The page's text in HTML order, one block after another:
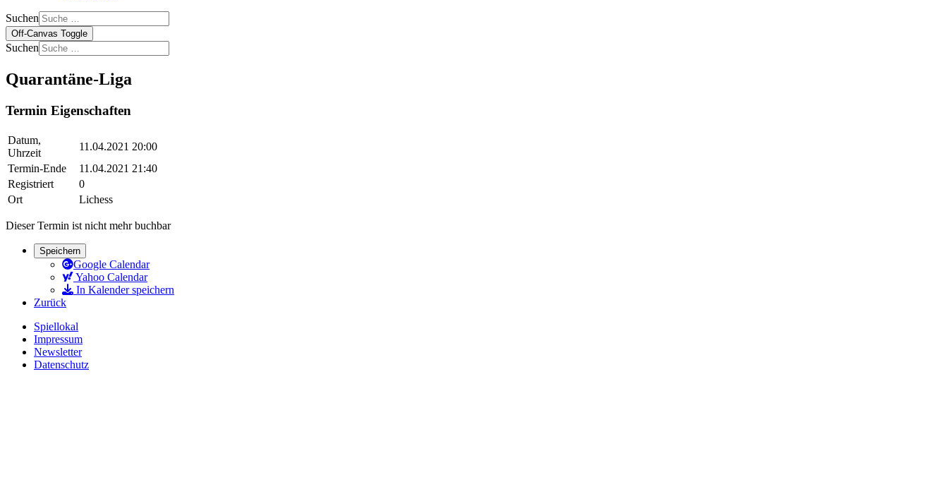
Suchen
Off-Canvas Toggle
Suchen
Quarantäne-Liga
Termin Eigenschaften
Datum,
Uhrzeit
11.04.2021 20:00
Termin-Ende
11.04.2021 21:40
Registriert
0
Ort
Lichess
Dieser Termin ist nicht mehr buchbar
Speichern
Google Calendar
Yahoo Calendar
In Kalender speichern
Zurück
Spiellokal
Impressum
Newsletter
Datenschutz